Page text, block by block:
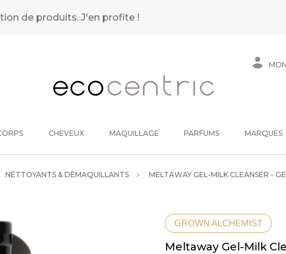
de produits.J'en profite !
CHEVEUX MAQUILLAGE PARFUMS MARQUES
NETTOYANTS & DÉMAQUILLANTS MELTAWAY GEL-MILK CLEANSER -
GROWN ALCHEMIST
Meltaway Gel-Milk